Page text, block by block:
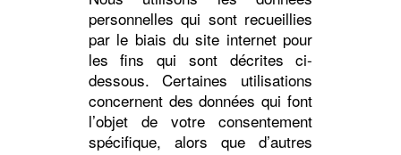
personnelles qui sont recueillies
par le biais du site internet pour
les fins qui sont décrites ci-
dessous. Certaines utilisations
concernent des données qui font
l’objet de votre consentement
spécifique, alors que d’autres